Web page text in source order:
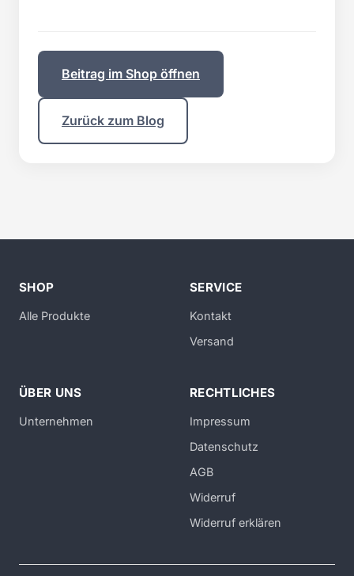
Beitrag im Shop öffnen
Zurück zum Blog
SHOP
Alle Produkte
SERVICE
Kontakt
Versand
ÜBER UNS
Unternehmen
RECHTLICHES
Impressum
Datenschutz
AGB
Widerruf
Widerruf erklären